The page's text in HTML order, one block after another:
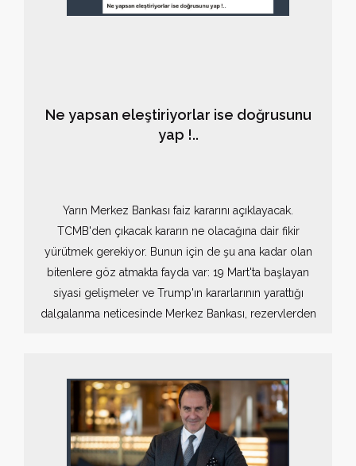
Ne yapsan eleştiriyorlar ise doğrusunu
yap !..
Yarın Merkez Bankası faiz kararını açıklayacak.
TCMB'den çıkacak kararın ne olacağına dair fikir
yürütmek gerekiyor. Bunun için de şu ana kadar olan
bitenlere göz atmakta fayda var: 19 Mart'ta başlayan
siyasi gelişmeler ve Trump'ın kararlarının yarattığı
dalgalanma neticesinde Merkez Bankası, rezervlerden